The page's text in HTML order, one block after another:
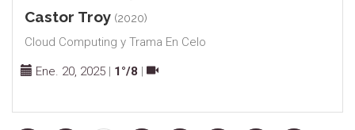
Castor Troy (2020)
Cloud Computing y Trama En Celo
Ene. 20, 2025 | 1°/8 |